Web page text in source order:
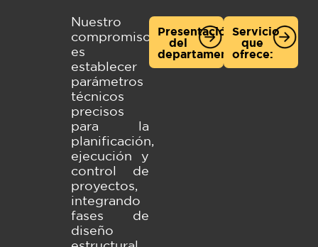
Nuestro
compromiso
es
establecer
parámetros
técnicos
precisos
para la
planificación,
ejecución y
control de
proyectos,
integrando
fases de
diseño
Presentación
del
departamento
Servicio
que
ofrece: